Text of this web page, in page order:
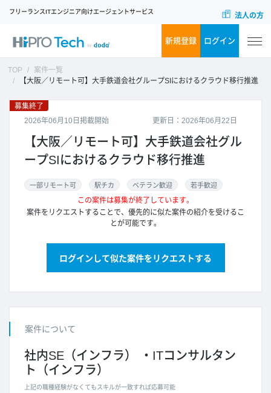
フリーランスITエンジニア向けエージェントサービス 法人の方
新規登録 ログイン
TOP
案件一覧
【大阪／リモート可】大手鉄道会社グループSIにおけるクラウド移行推進
更新日：2026年06月22日
募集終了
2026年06月10日掲載開始
【大阪／リモート可】大手鉄道会社グル
ープSIにおけるクラウド移行推進
一部リモート可 駅チカ ベテラン歓迎 若手歓迎
この案件は募集が終了しています。
案件をリクエストすることで、優先的に似た案件の紹介を受けるこ
とが可能です。
ログインして似た案件をリクエストする
案件について
社内SE（インフラ）
ITコンサルタン
ト（インフラ）
上記の職種経験がなくてもスキルが一致すれば応募可能